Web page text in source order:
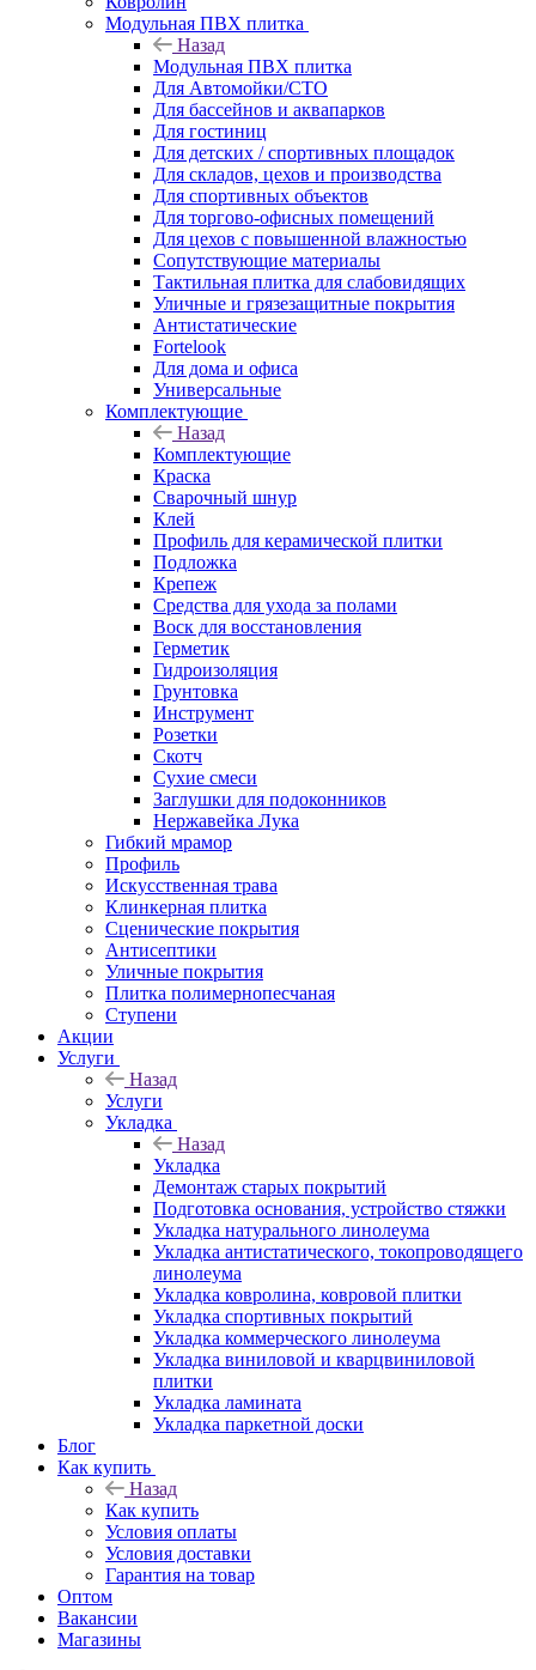
Модульная ПВХ плитка
Назад
Модульная ПВХ плитка
Для Автомойки/СТО
Для бассейнов и аквапарков
Для гостиниц
Для детских / спортивных площадок
Для складов, цехов и производства
Для спортивных объектов
Для торгово-офисных помещений
Для цехов с повышенной влажностью
Сопутствующие материалы
Тактильная плитка для слабовидящих
Уличные и грязезащитные покрытия
Антистатические
Fortelook
Для дома и офиса
Универсальные
Комплектующие
Назад
Комплектующие
Краска
Сварочный шнур
Клей
Профиль для керамической плитки
Подложка
Крепеж
Средства для ухода за полами
Воск для восстановления
Герметик
Гидроизоляция
Грунтовка
Инструмент
Розетки
Скотч
Сухие смеси
Заглушки для подоконников
Нержавейка Лука
Гибкий мрамор
Профиль
Искусственная трава
Клинкерная плитка
Сценические покрытия
Антисептики
Уличные покрытия
Плитка полимернопесчаная
Ступени
Акции
Услуги
Назад
Услуги
Укладка
Назад
Укладка
Демонтаж старых покрытий
Подготовка основания, устройство стяжки
Укладка натурального линолеума
Укладка антистатического, токопроводящего
линолеума
Укладка ковролина, ковровой плитки
Укладка спортивных покрытий
Укладка коммерческого линолеума
Укладка виниловой и кварцвиниловой
плитки
Укладка ламината
Укладка паркетной доски
Блог
Как купить
Назад
Как купить
Условия оплаты
Условия доставки
Гарантия на товар
Оптом
Вакансии
Магазины